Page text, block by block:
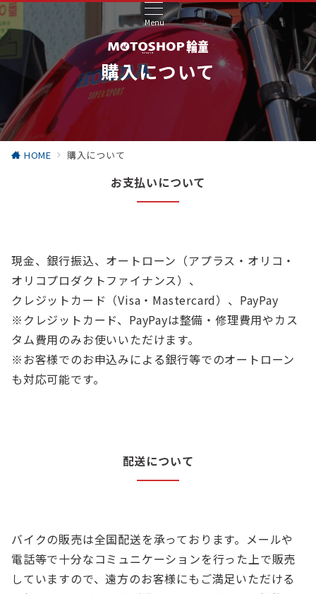
Menu
購入について
HOME 購入について
お支払いについて
現金、銀行振込、オートローン（アプラス・オリコ・
オリコプロダクトファイナンス）、
クレジットカード（Visa・Mastercard）、PayPay
※クレジットカード、PayPayは整備・修理費用やカス
タム費用のみお使いいただけます。
※お客様でのお申込みによる銀行等でのオートローン
も対応可能です。
配送について
バイクの販売は全国配送を承っております。メールや
電話等で十分なコミュニケーションを行った上で販売
していますので、遠方のお客様にもご満足いただける